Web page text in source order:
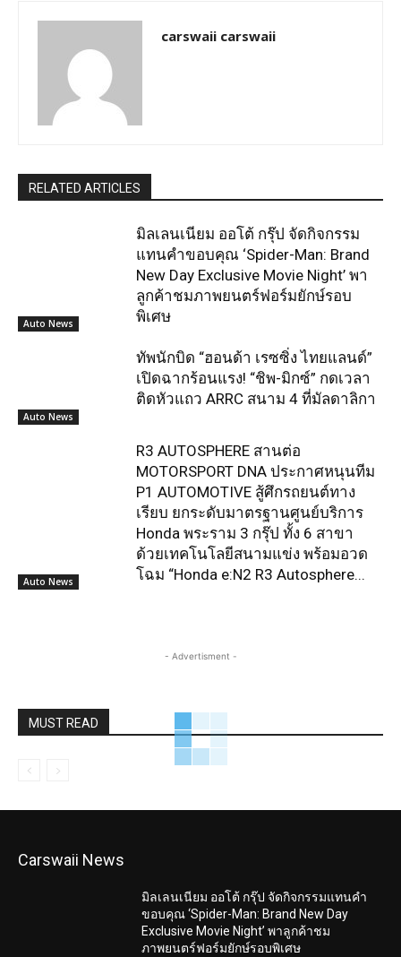
carswaii carswaii
RELATED ARTICLES
Auto News
มิลเลนเนียม ออโต้ กรุ๊ป จัดกิจกรรม
แทนคำขอบคุณ ‘Spider-Man: Brand
New Day Exclusive Movie Night’ พา
ลูกค้าชมภาพยนตร์ฟอร์มยักษ์รอบ
พิเศษ
Auto News
ทัพนักบิด “ฮอนด้า เรซซิ่ง ไทยแลนด์”
เปิดฉากร้อนแรง! “ชิพ-มิกซ์” กดเวลา
ติดหัวแถว ARRC สนาม 4 ที่มัลดาลิกา
Auto News
R3 AUTOSPHERE สานต่อ
MOTORSPORT DNA ประกาศหนุนทีม
P1 AUTOMOTIVE สู้ศึกรถยนต์ทาง
เรียบ ยกระดับมาตรฐานศูนย์บริการ
Honda พระราม 3 กรุ๊ป ทั้ง 6 สาขา
ด้วยเทคโนโลยีสนามแข่ง พร้อมอวด
โฉม “Honda e:N2 R3 Autosphere...
- Advertisment -
MUST READ
Carswaii News
มิลเลนเนียม ออโต้ กรุ๊ป จัดกิจกรรมแทนคำ
ขอบคุณ ‘Spider-Man: Brand New Day
Exclusive Movie Night’ พาลูกค้าชม
ภาพยนตร์ฟอร์มยักษ์รอบพิเศษ